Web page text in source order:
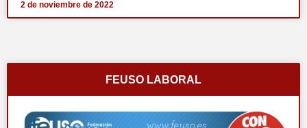
2 de noviembre de 2022
FEUSO LABORAL